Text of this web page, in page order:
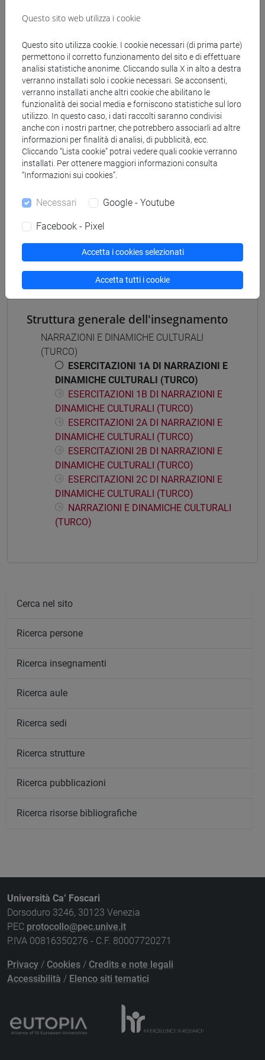
magistrale (DM270)
[LM20] LINGUE E CIVILTÀ DELL'ASIA E
DELL'AFRICA MEDITERRANEA - Laurea
magistrale (DM270)
vicino e medio oriente
[LM80] STUDI TRANSMEDITERRANEI:
MIGRAZIONE, COOPERAZIONE E SVILUPPO -
Laurea magistrale (DM270)
percorso comune
Insegnamenti mutuati
DINAMICHE CULTURALI (TURCO) [LM2504]
Struttura generale dell'insegnamento
NARRAZIONI E DINAMICHE CULTURALI
(TURCO)
ESERCITAZIONI 1A DI NARRAZIONI E
DINAMICHE CULTURALI (TURCO)
ESERCITAZIONI 1B DI NARRAZIONI E
DINAMICHE CULTURALI (TURCO)
ESERCITAZIONI 2A DI NARRAZIONI E
DINAMICHE CULTURALI (TURCO)
ESERCITAZIONI 2B DI NARRAZIONI E
DINAMICHE CULTURALI (TURCO)
ESERCITAZIONI 2C DI NARRAZIONI E
DINAMICHE CULTURALI (TURCO)
NARRAZIONI E DINAMICHE CULTURALI
(TURCO)
Cerca nel sito
Ricerca persone
Ricerca insegnamenti
Ricerca aule
Ricerca sedi
Ricerca strutture
Ricerca pubblicazioni
Ricerca risorse bibliografiche
Università Ca’ Foscari
Dorsoduro 3246, 30123 Venezia
PEC protocollo@pec.unive.it
P.IVA 00816350276 - C.F. 80007720271
Privacy / Cookies / Credits e note legali
Accessibilità / Elenco siti tematici
Questo sito web utilizza i cookie
Questo sito utilizza cookie. I cookie necessari (di prima parte)
permettono il corretto funzionamento del sito e di effettuare
analisi statistiche anonime. Cliccando sulla X in alto a destra
verranno installati solo i cookie necessari. Se acconsenti,
verranno installati anche altri cookie che abilitano le
funzionalità dei social media e forniscono statistiche sul loro
utilizzo. In questo caso, i dati raccolti saranno condivisi
anche con i nostri partner, che potrebbero associarli ad altre
informazioni per finalità di analisi, di pubblicità, ecc.
Cliccando “Lista cookie” potrai vedere quali cookie verranno
installati. Per ottenere maggiori informazioni consulta
“Informazioni sui cookies”.
Necessari Google - Youtube
Facebook - Pixel
Accetta i cookies selezionati
Accetta tutti i cookie